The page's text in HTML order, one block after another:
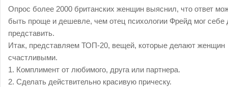
Опрос более 2000 британских женщин выяснил, что ответ
быть проще и дешевле, чем отец психологии Фрейд мог себе
представить.
Итак, представляем ТОП-20, вещей, которые делают женщин
счастливыми.
1. Комплимент от любимого, друга или партнера.
2. Сделать действительно красивую прическу.